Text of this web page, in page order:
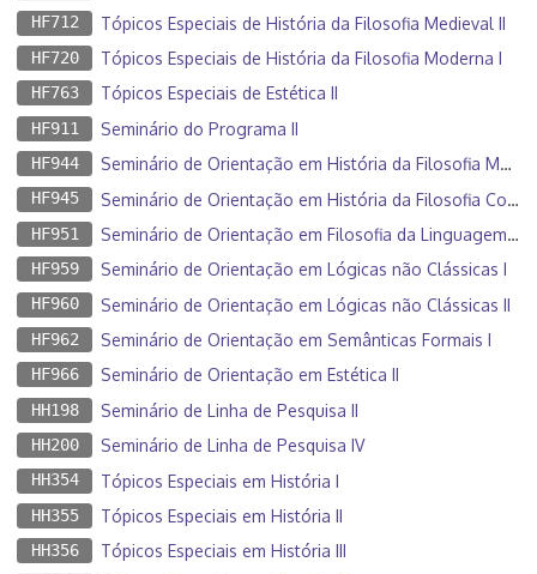
HF712 Tópicos Especiais de História da Filosofia Medieval II
HF720 Tópicos Especiais de História da Filosofia Moderna I
HF763 Tópicos Especiais de Estética II
HF911 Seminário do Programa II
HF944 Seminário de Orientação em História da Filosofia Moderna II
HF945 Seminário de Orientação em História da Filosofia Contemporânea I
HF951 Seminário de Orientação em Filosofia da Linguagem e do Conhecimento I
HF959 Seminário de Orientação em Lógicas não Clássicas I
HF960 Seminário de Orientação em Lógicas não Clássicas II
HF962 Seminário de Orientação em Semânticas Formais I
HF966 Seminário de Orientação em Estética II
HH198 Seminário de Linha de Pesquisa II
HH200 Seminário de Linha de Pesquisa IV
HH354 Tópicos Especiais em História I
HH355 Tópicos Especiais em História II
HH356 Tópicos Especiais em História III